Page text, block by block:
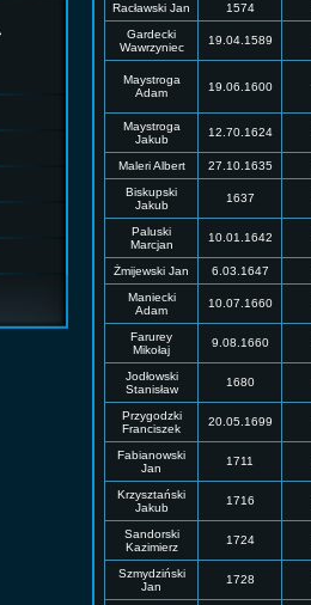
Racławski Jan 1574
Gardecki
Wawrzyniec
19.04.1589
Maystroga
Adam
19.06.1600
Maystroga
Jakub
12.70.1624
Maleri Albert 27.10.1635
Biskupski
Jakub
1637
Paluski
Marcjan
10.01.1642
Żmijewski Jan 6.03.1647
Maniecki
Adam
10.07.1660
Farurey
Mikołaj
9.08.1660
Jodłowski
Stanisław
1680
Przygodzki
Franciszek
20.05.1699
Fabianowski
Jan
1711
Krzysztański
Jakub
1716
Sandorski
Kazimierz
1724
Szmydziński
Jan
1728